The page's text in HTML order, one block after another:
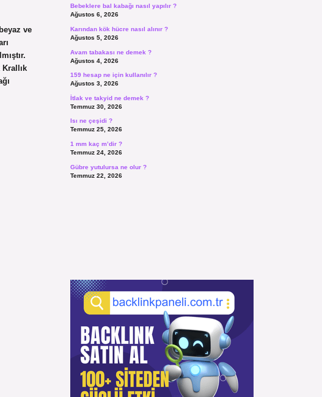
ve
Bebeklere bal kabağı nasıl yapılır ?
Ağustos 6, 2026
Karından kök hücre nasıl alınır ?
Ağustos 5, 2026
Avam tabakası ne demek ?
Ağustos 4, 2026
159 hesap ne için kullanılır ?
Ağustos 3, 2026
İtlak ve takyid ne demek ?
Temmuz 30, 2026
Isı ne çeşidi ?
Temmuz 25, 2026
1 mm kaç m’dir ?
Temmuz 24, 2026
Gübre yutulursa ne olur ?
Temmuz 22, 2026